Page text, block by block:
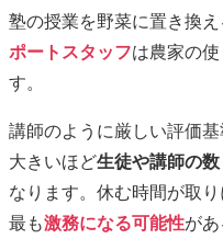
塾の授業を野菜に置き換
ポートスタッフは農家の
す。
講師のように厳しい評価
大きいほど生徒や講師の
なります。休む時間が取
最も激務になる可能性が